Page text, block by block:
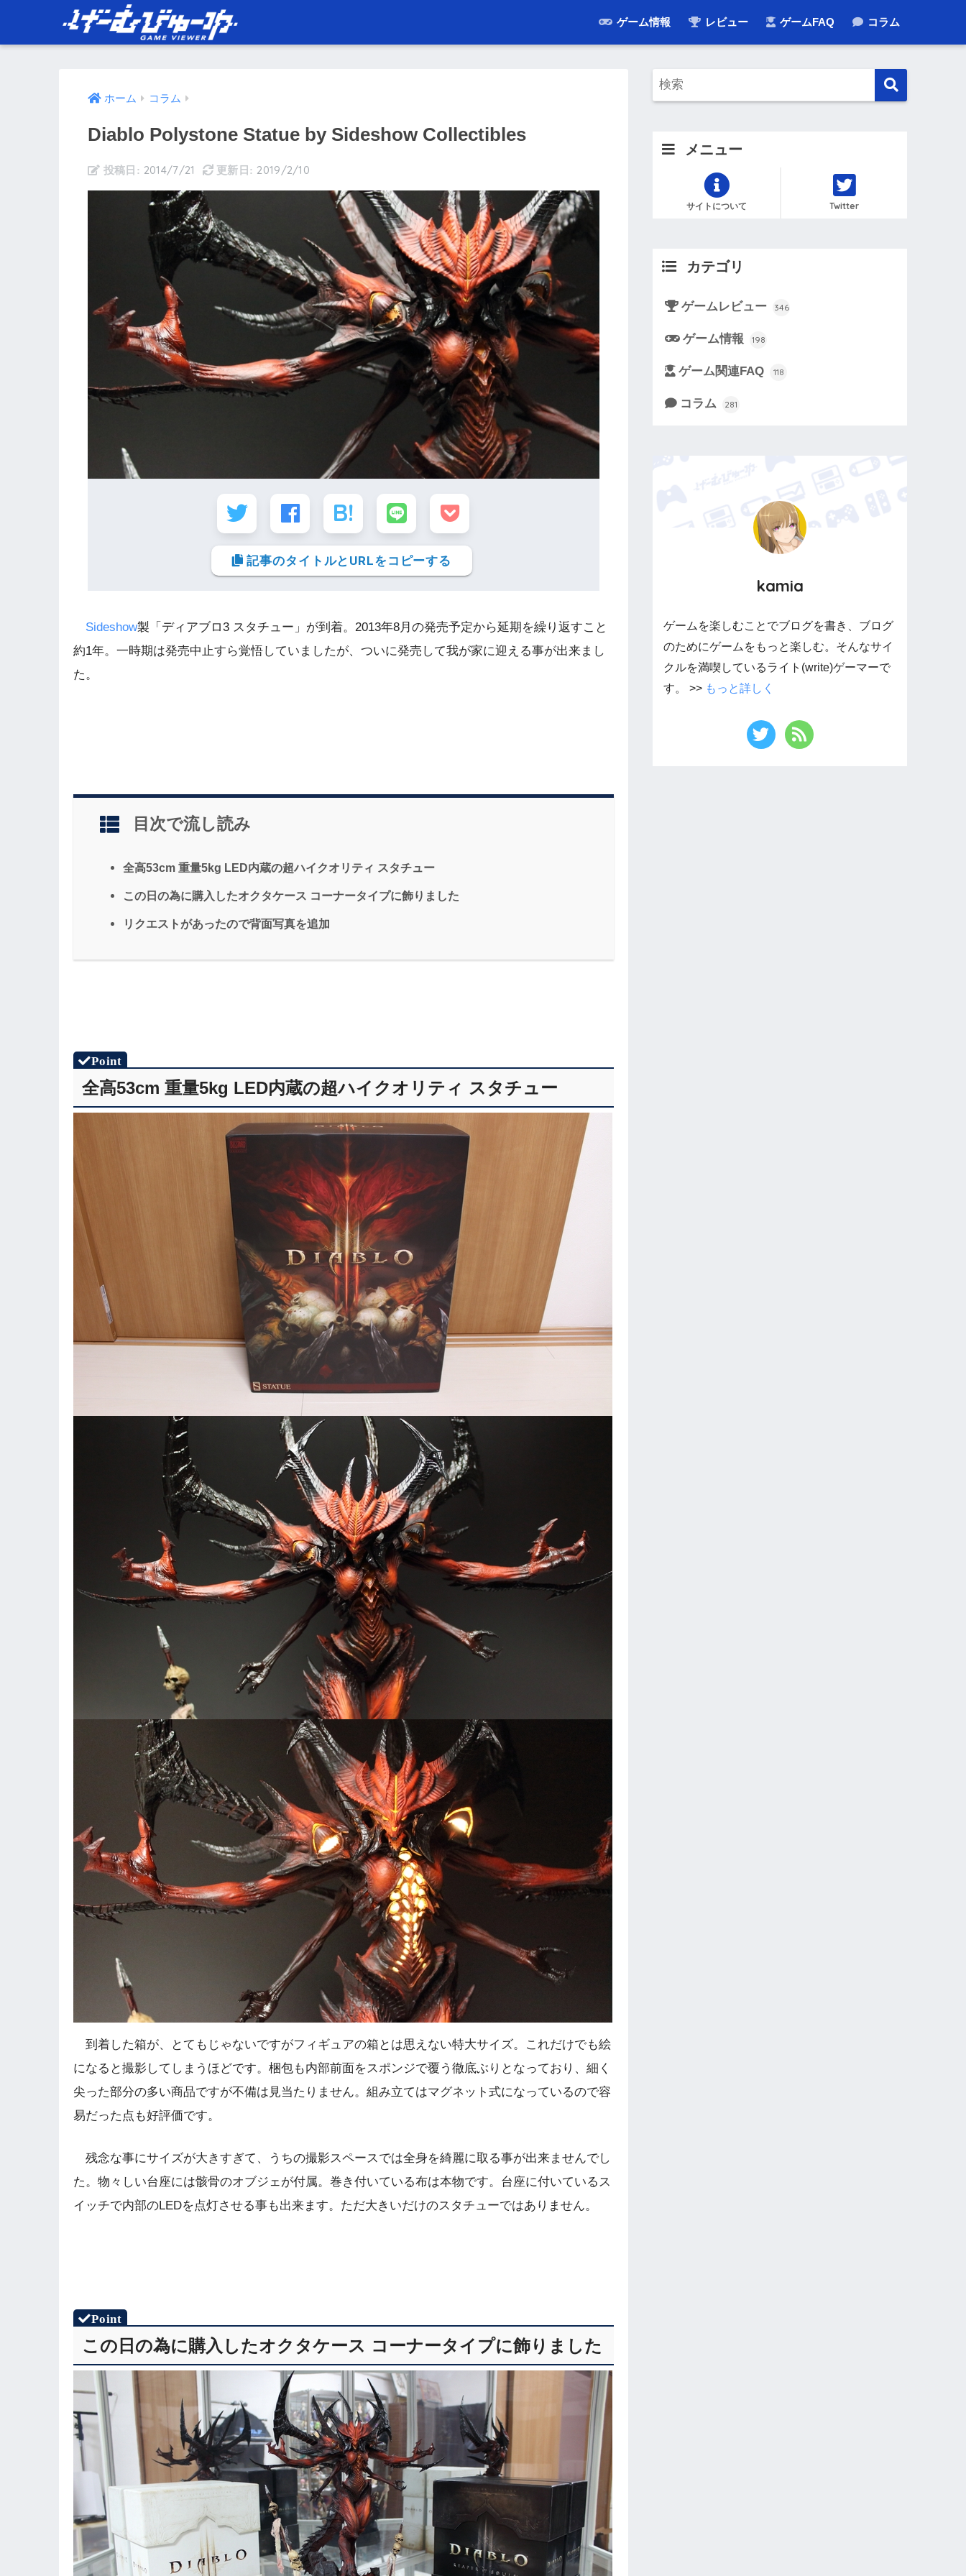
ゲーム情報 レビュー ゲームFAQ コラム
ホーム コラム
Diablo Polystone Statue by Sideshow Collectibles
2014/7/21 2019/2/10
記事のタイトルとURLをコピーする
Sideshow製「ディアブロ3 スタチュー」が到着。2013年8月の発売予定から延期を繰り返すこと
約1年。一時期は発売中止すら覚悟していましたが、ついに発売して我が家に迎える事が出来まし
た。
目次で流し読み
全高53cm 重量5kg LED内蔵の超ハイクオリティ スタチュー
この日の為に購入したオクタケース コーナータイプに飾りました
リクエストがあったので背面写真を追加
全高53cm 重量5kg LED内蔵の超ハイクオリティ スタチュー
到着した箱が、とてもじゃないですがフィギュアの箱とは思えない特大サイズ。これだけでも絵
になると撮影してしまうほどです。梱包も内部前面をスポンジで覆う徹底ぶりとなっており、細く
尖った部分の多い商品ですが不備は見当たりません。組み立てはマグネット式になっているので容
易だった点も好評価です。
残念な事にサイズが大きすぎて、うちの撮影スペースでは全身を綺麗に取る事が出来ませんでし
た。物々しい台座には骸骨のオブジェが付属。巻き付いている布は本物です。台座に付いているス
イッチで内部のLEDを点灯させる事も出来ます。ただ大きいだけのスタチューではありません。
この日の為に購入したオクタケース コーナータイプに飾りました
メニュー
サイトについて Twitter
カテゴリ
ゲームレビュー 346
ゲーム情報 198
ゲーム関連FAQ 118
コラム 281
kamia
ゲームを楽しむことでブログを書き、ブログ
のためにゲームをもっと楽しむ。そんなサイ
クルを満喫しているライト(write)ゲーマーで
す。 >> もっと詳しく